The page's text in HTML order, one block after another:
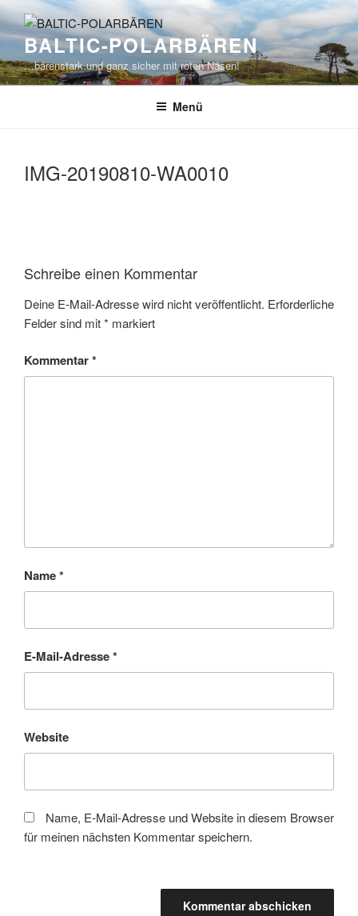
Zum
Inhalt
springenBALTIC-POLARBÄREN
…bärenstark und ganz sicher mit roten Nasen!
Menü
IMG-20190810-WA0010
Schreibe einen Kommentar
Deine E-Mail-Adresse wird nicht veröffentlicht. Erforderliche
Felder sind mit* markiert
Kommentar*
Name*
E-Mail-Adresse*
Website
Name, E-Mail-Adresse und Website in diesem Browser
für meinen nächsten Kommentar speichern.